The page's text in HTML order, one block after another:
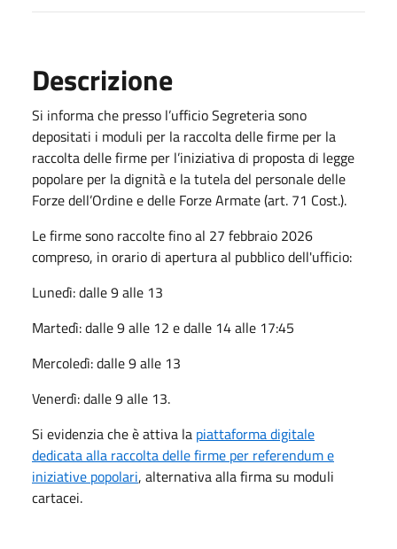
Descrizione
Si informa che presso l’ufficio Segreteria sono
depositati i moduli per la raccolta delle firme per la
raccolta delle firme per l’iniziativa di proposta di legge
popolare per la dignità e la tutela del personale delle
Forze dell’Ordine e delle Forze Armate (art. 71 Cost.).
Le firme sono raccolte fino al 27 febbraio 2026
compreso, in orario di apertura al pubblico dell'ufficio:
Lunedì: dalle 9 alle 13
Martedì: dalle 9 alle 12 e dalle 14 alle 17:45
Mercoledì: dalle 9 alle 13
Venerdì: dalle 9 alle 13.
Si evidenzia che è attiva la piattaforma digitale
dedicata alla raccolta delle firme per referendum e
iniziative popolari, alternativa alla firma su moduli
cartacei.